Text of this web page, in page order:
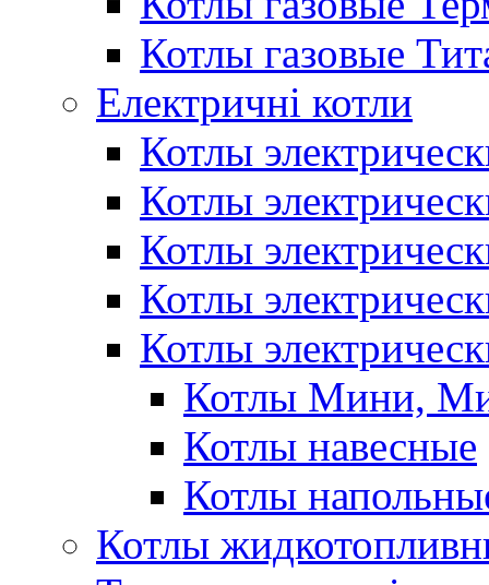
Котлы газовые
Електричні котли
Котлы
Котлы
Котлы
Котлы
Котлы
Котлы Мини,
Котлы навесные
Котлы
Котлы